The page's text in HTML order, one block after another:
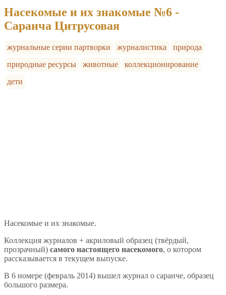
Насекомые и их знакомые №6 -
Саранча Цитрусовая
журнальные серии партворки журналистика
природа
природные ресурсы
животные
коллекционирование
дети
Насекомые и их знакомые.
Коллекция журналов + акриловый образец (твёрдый,
прозрачный) самого настоящего насекомого, о котором
рассказывается в текущем выпуске.
В 6 номере (февраль 2014) вышел журнал о саранче, образец
большого размера.